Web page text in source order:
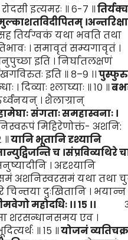
इत्यमरः ॥ ६-७ ॥
।
तिर्यग्वकं यथा भवति तथा
। समावृतं सम्यगावृतं ।
इति । निर्घातलक्षणं
इति ॥ ८–९ ।।
श्लाघ्याः ॥ १० ॥
। शैलाग्रान्
संगताः समहास्वनाः ।
मिहिरेणोक्तं- अशनि:
॥यानि भूतानि दृश्यानि
न्युद्विजन्ति च ।संप्रविव्यथिरे
। अदृश्यानि
समं अशनिस्वरसमं यथा तथा
चिन्तया दुःखितानि । भयान्न
महोदधिः ।।१५ ।।
शरसन्धानसमय एव ।
॥ १५ ॥योजनं